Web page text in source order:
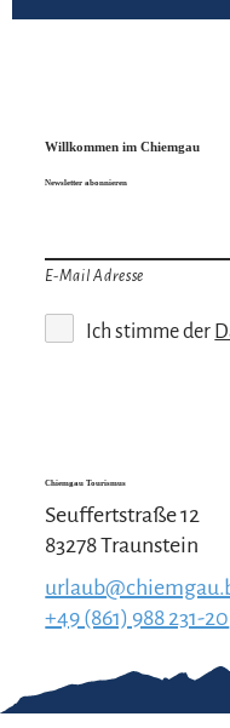
Willkommen im Chiemgau
Newsletter abonnieren
E-Mail Adresse
Ich stimme der
Chiemgau Tourismus
Seuffertstraße 12
83278 Traunstein
+49 (861) 988 231-20